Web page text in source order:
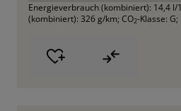
Energieverbrauch (kombiniert): 14,4 l/
(kombiniert): 326 g/km; CO2-Klasse: G;